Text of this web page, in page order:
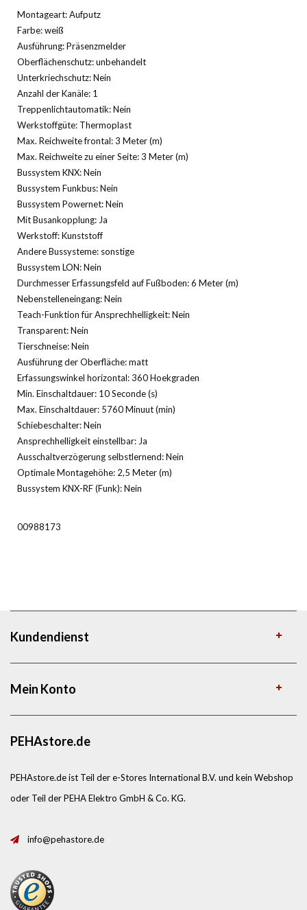
Montageart: Aufputz
Farbe: weiß
Ausführung: Präsenzmelder
Oberflächenschutz: unbehandelt
Unterkriechschutz: Nein
Anzahl der Kanäle: 1
Treppenlichtautomatik: Nein
Werkstoffgüte: Thermoplast
Max. Reichweite frontal: 3 Meter (m)
Max. Reichweite zu einer Seite: 3 Meter (m)
Bussystem KNX: Nein
Bussystem Funkbus: Nein
Bussystem Powernet: Nein
Mit Busankopplung: Ja
Werkstoff: Kunststoff
Andere Bussysteme: sonstige
Bussystem LON: Nein
Durchmesser Erfassungsfeld auf Fußboden: 6 Meter (m)
Nebenstelleneingang: Nein
Teach-Funktion für Ansprechhelligkeit: Nein
Transparent: Nein
Tierschneise: Nein
Ausführung der Oberfläche: matt
Erfassungswinkel horizontal: 360 Hoekgraden
Min. Einschaltdauer: 10 Seconde (s)
Max. Einschaltdauer: 5760 Minuut (min)
Schiebeschalter: Nein
Ansprechhelligkeit einstellbar: Ja
Ausschaltverzögerung selbstlernend: Nein
Optimale Montagehöhe: 2,5 Meter (m)
Bussystem KNX-RF (Funk): Nein
00988173
Kundendienst
Mein Konto
PEHAstore.de
PEHAstore.de ist Teil der e-Stores International B.V. und kein Webshop
oder Teil der PEHA Elektro GmbH & Co. KG.
info@pehastore.de